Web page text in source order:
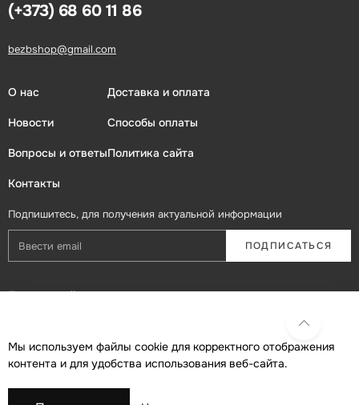
(+373) 68 60 11 86
bezbshop@gmail.com
О нас
Новости
Вопросы и ответы
Контакты
Доставка и оплата
Способы оплаты
Политика сайта
Подпишитесь, для получения актуальной информации
ПОДПИСАТЬСЯ
Присоединяйтесь в социальных сетях
Мы используем файлы cookie для корректного отображения
контента и для удобства использования веб-сайта.